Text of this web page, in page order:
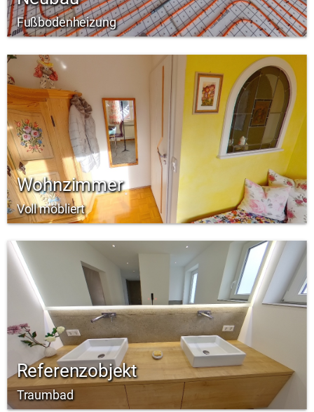
Fußbodenheizung
Wohnzimmer
Voll möbliert
Referenzobjekt
Traumbad